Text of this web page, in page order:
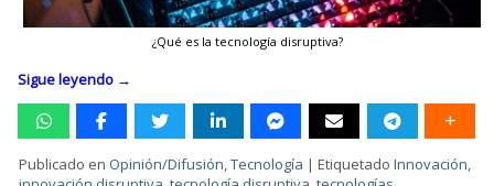
¿Qué es la tecnología disruptiva?
Sigue leyendo →
Publicado en Opinión/Difusión,Tecnología |Etiquetado Innovación,